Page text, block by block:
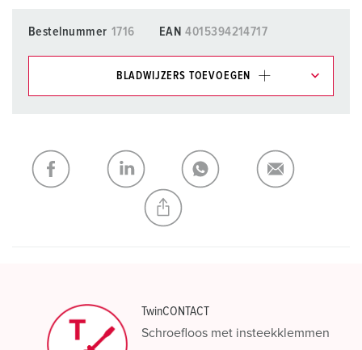
Bestelnummer 1716 EAN 4015394214717
BLADWIJZERS TOEVOEGEN
Mijn lijst TOEVOEGEN
NIEUW LIJST MAKEN
TwinCONTACT
Schroefloos met insteekklemmen